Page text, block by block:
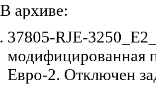
В архиве:
37805-RJE-
модифицированная
Евро-2. Отключен